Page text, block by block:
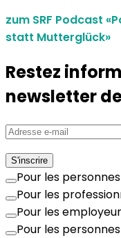
zum SRF Podcast
statt Mutterglück»
Restez
newsletter
S'inscrire
Pour les
Pour les
Pour les
Pour les